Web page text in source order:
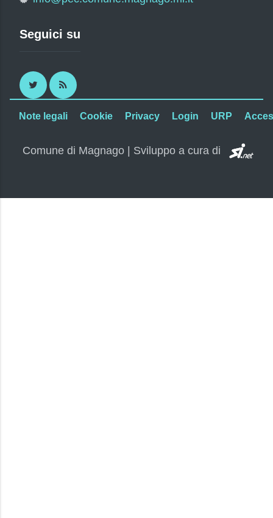
Seguici su
Twitter RSS
Note legali Cookie Privacy Login URP
Comune di Magnago | Sviluppo a cura di